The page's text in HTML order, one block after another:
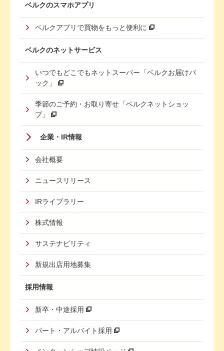
ベルクのスマホアプリ
ベルクアプリで買物をもっと便利に
ベルクのネットサービス
いつでもどこでもネットスーパー「ベルクお届けパ
ック」
季節のご予約・お取り寄せ「ベルクネットショッ
プ」
Footer
Menu
Third
企業・IR情報
会社概要
ニュースリリース
IRライブラリー
株式情報
サステナビリティ
新規出店用地募集
採用情報
新卒・中途採用
パート・アルバイト採用